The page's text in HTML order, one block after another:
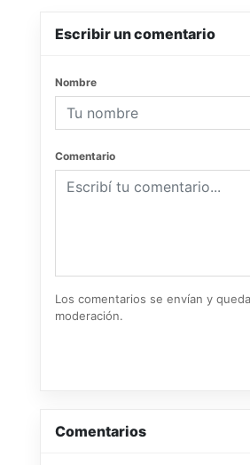
Escribir un comentario
Nombre
Comentario
Los comentarios se envían y
moderación.
Comentarios